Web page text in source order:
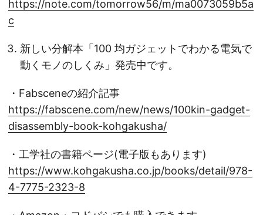
https://note.com/tomorrow56/m/ma0073059b5a
c
新しい分解本「100 均ガジェットでわかる電気で
動くモノのしくみ」発売中です。
・Fabsceneの紹介記事
https://fabscene.com/new/news/100kin-gadget-
disassembly-book-kohgakusha/
・工学社の書籍ページ(電子版もあります)
https://www.kohgakusha.co.jp/books/detail/978-
4-7775-2323-8